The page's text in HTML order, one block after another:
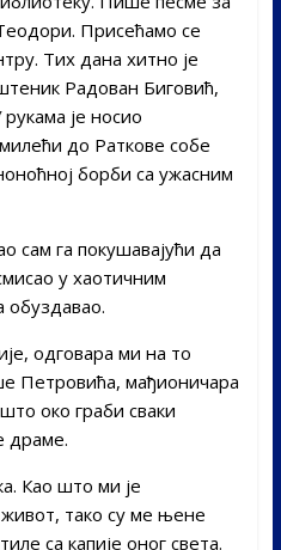
Присећамо се
Тих дана хитно је
Радован Биговић,
је носио
до Раткове собе
борби са ужасним
сам га покушавајући да
у хаотичним
обуздавао.
одговара ми на то
Петровића, мађионичара
око граби сваки
драме.
Као што ми је
тако су ме њене
са капије оног света.